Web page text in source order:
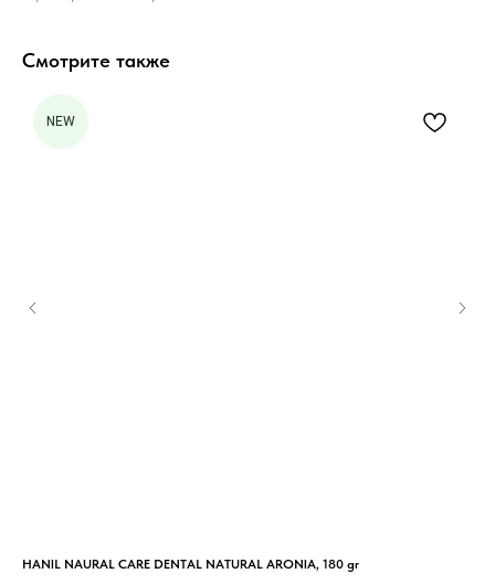
Смотрите также
NEW
HANIL NAURAL CARE DENTAL NATURAL ARONIA, 180 gr